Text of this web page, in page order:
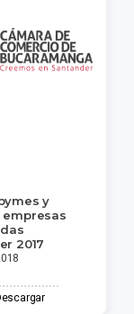
y
2017